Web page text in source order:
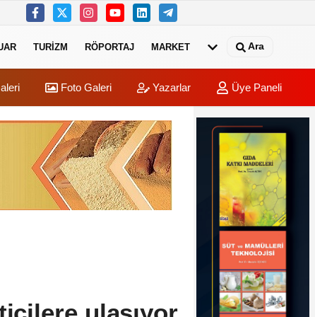
TURIZM RÖPORTAJ MARKET Ara
Foto Galeri Yazarlar Üye Paneli